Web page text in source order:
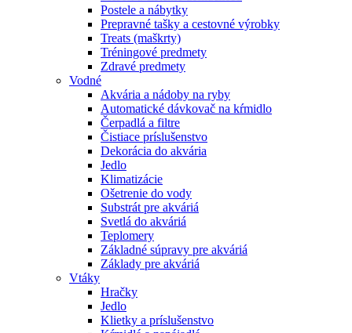
Postele a nábytky
Prepravné tašky a cestovné výrobky
Treats (maškrty)
Tréningové predmety
Zdravé predmety
Vodné
Akvária a nádoby na ryby
Automatické dávkovač na kŕmidlo
Čerpadlá a filtre
Čistiace príslušenstvo
Dekorácia do akvária
Jedlo
Klimatizácie
Ošetrenie do vody
Substrát pre akváriá
Svetlá do akváriá
Teplomery
Základné súpravy pre akváriá
Základy pre akváriá
Vtáky
Hračky
Jedlo
Klietky a príslušenstvo